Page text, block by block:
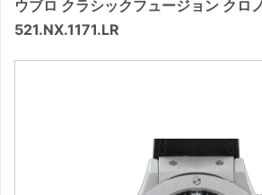
ウブロ クラシックフュージョン クロ
521.NX.1171.LR